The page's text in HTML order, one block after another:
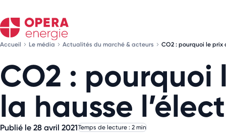
Accueil Le média Actualités du marché & acteurs CO2 : pourquoi le
CO2 :
la hausse
Publié le 28 avril 2021Temps de lecture : 2 min